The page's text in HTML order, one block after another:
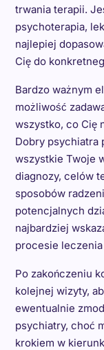
trwania terapii.
psychoterapia,
najlepiej
Cię do
Bardzo ważnym
możliwość
wszystko, co Cię
Dobry psychiatra
wszystkie Twoje
diagnozy, celów
sposobów
potencjalnych
najbardziej
procesie
Po zakończeniu
kolejnej wizyty,
ewentualnie
psychiatry, choć
krokiem w